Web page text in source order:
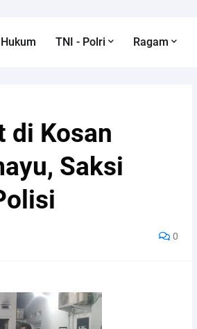
Hukum TNI - Polri Ragam
di Kosan
Saksi
0